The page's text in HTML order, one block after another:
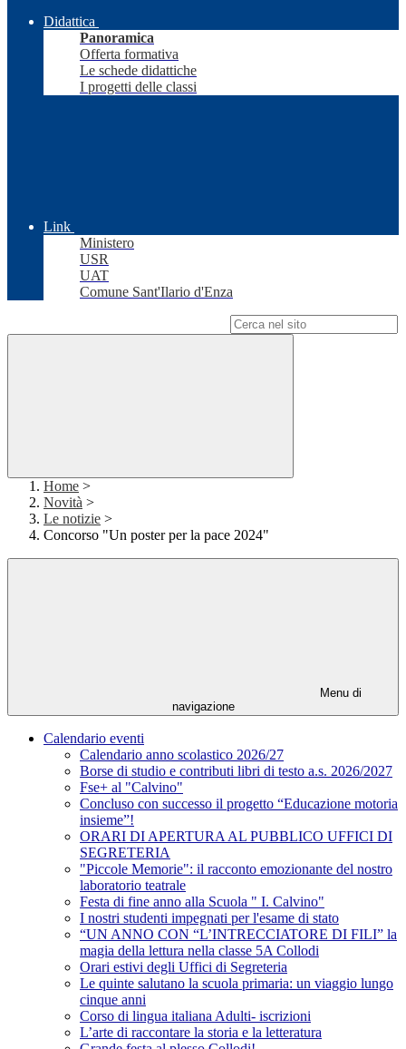
Didattica
Panoramica
Offerta formativa
Le schede didattiche
I progetti delle classi
Link
Ministero
USR
UAT
Comune Sant'Ilario d'Enza
Home >
Novità >
Le notizie >
Concorso "Un poster per la pace 2024"
Menu di
navigazione
Calendario eventi
Calendario anno scolastico 2026/27
Borse di studio e contributi libri di testo a.s. 2026/2027
Fse+ al "Calvino"
Concluso con successo il progetto “Educazione motoria
insieme”!
ORARI DI APERTURA AL PUBBLICO UFFICI DI
SEGRETERIA
"Piccole Memorie": il racconto emozionante del nostro
laboratorio teatrale
Festa di fine anno alla Scuola " I. Calvino"
I nostri studenti impegnati per l'esame di stato
“UN ANNO CON “L’INTRECCIATORE DI FILI” la
magia della lettura nella classe 5A Collodi
Orari estivi degli Uffici di Segreteria
Le quinte salutano la scuola primaria: un viaggio lungo
cinque anni
Corso di lingua italiana Adulti- iscrizioni
L’arte di raccontare la storia e la letteratura